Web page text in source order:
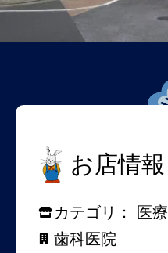
お店情報
カテゴリ：
医療
歯科医院